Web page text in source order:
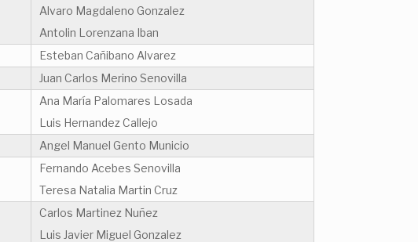
Alvaro Magdaleno Gonzalez
Antolin Lorenzana Iban
Esteban Cañibano Alvarez
Juan Carlos Merino Senovilla
Ana María Palomares Losada
Luis Hernandez Callejo
Angel Manuel Gento Municio
Fernando Acebes Senovilla
Teresa Natalia Martin Cruz
Carlos Martinez Nuñez
Luis Javier Miguel Gonzalez